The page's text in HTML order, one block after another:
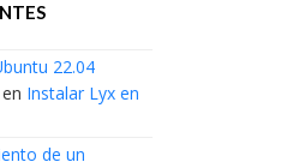
22.04
en Instalar Lyx en
de un